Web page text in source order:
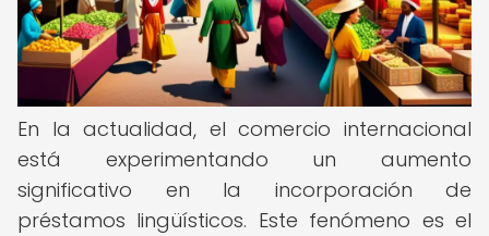
En la actualidad, el comercio internacional
está experimentando un aumento
significativo en la incorporación de
préstamos lingüísticos. Este fenómeno es el